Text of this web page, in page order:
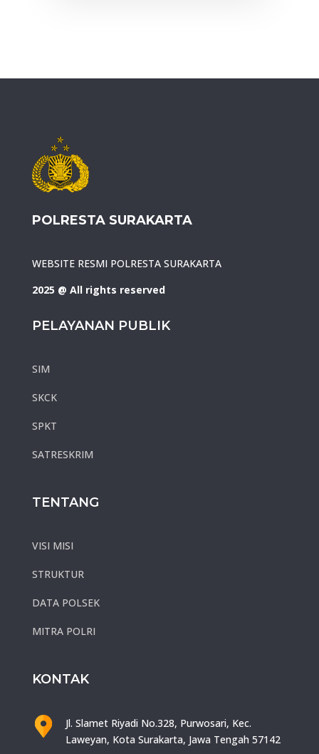
POLRESTA SURAKARTA
WEBSITE RESMI POLRESTA SURAKARTA
2025 @ All rights reserved
PELAYANAN PUBLIK
SIM
SKCK
SPKT
SATRESKRIM
TENTANG
VISI MISI
STRUKTUR
DATA POLSEK
MITRA POLRI
KONTAK
Jl. Slamet Riyadi No.328, Purwosari, Kec.
Laweyan, Kota Surakarta, Jawa Tengah 57142